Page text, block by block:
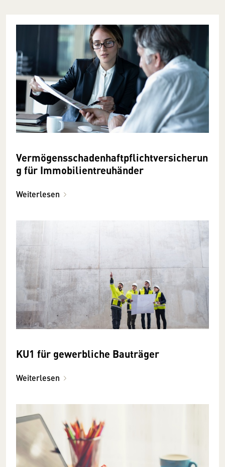
Vermögensschadenhaftpflichtversicherun
g für Immobilientreuhänder
Weiterlesen
KU1 für gewerbliche Bauträger
Weiterlesen